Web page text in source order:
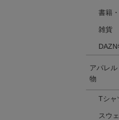
書籍
雑貨
アパレ
物
Tシャ
スウ